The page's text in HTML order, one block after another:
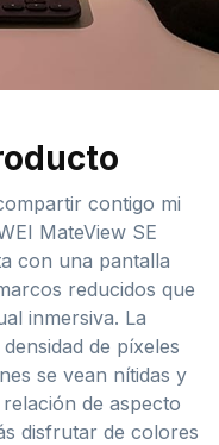
contigo mi
MateView SE
con una pantalla
reducidos que
inmersiva. La
de píxeles
se vean nítidas y
de aspecto
disfrutar de colores